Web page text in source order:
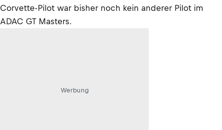
Corvette-Pilot war bisher noch kein anderer Pilot im
ADAC GT Masters.
Werbung